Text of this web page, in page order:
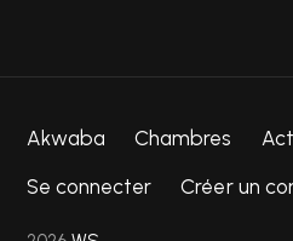
Akwaba Chambres
Se connecter
Créer un